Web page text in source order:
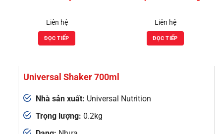
Liên hệ
ĐỌC TIẾP
Liên hệ
ĐỌC TIẾP
Universal Shaker 700ml
Nhà sản xuất: Universal Nutrition
Trọng lượng: 0.2kg